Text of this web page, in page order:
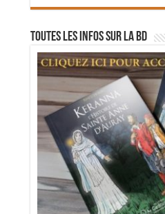
Toutes les infos sur la BD